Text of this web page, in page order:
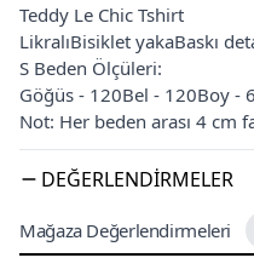
Teddy Le Chic Tshirt
LikralıBisiklet yakaBaskı
S Beden Ölçüleri:
Göğüs - 120Bel - 120Boy -
Not: Her beden arası 4 cm
DEĞERLENDIRMELER
Mağaza Değerlendirmeleri